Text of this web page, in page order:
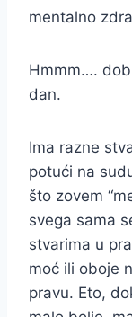
mentalno
Hmmm….
dan.
Ima razne
potući na
što zovem
svega sama
stvarima u
moć ili oboje
pravu. Eto,